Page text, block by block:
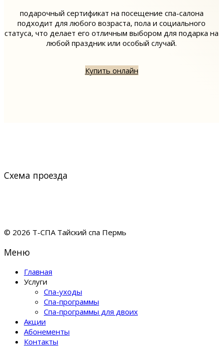
подарочный сертификат на посещение спа-салона
подходит для любого возраста, пола и социального
статуса, что делает его отличным выбором для подарка на
любой праздник или особый случай.
Купить онлайн
Схема проезда
© 2026 Т-СПА Тайский спа Пермь
Меню
Главная
Услуги
Спа-уходы
Спа-программы
Спа-программы для двоих
Акции
Абонементы
Контакты